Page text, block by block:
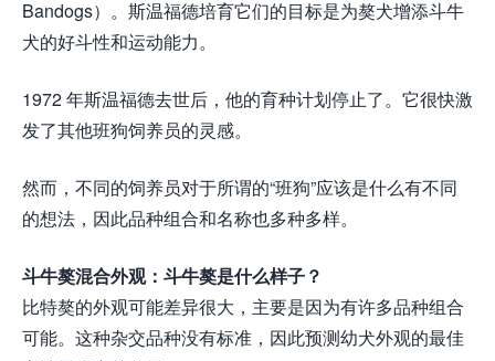
Bandogs）。斯温福德培育它们的目标是为獒犬增添斗牛
犬的好斗性和运动能力。
1972 年斯温福德去世后，他的育种计划停止了。它很快激
发了其他班狗饲养员的灵感。
然而，不同的饲养员对于所谓的“班狗”应该是什么有不同
的想法，因此品种组合和名称也多种多样。
斗牛獒混合外观：斗牛獒是什么样子？
比特獒的外观可能差异很大，主要是因为有许多品种组合
可能。这种杂交品种没有标准，因此预测幼犬外观的最佳